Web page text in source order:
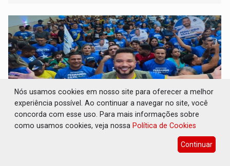
memória como bússola para o futuro
homologado candidato durante convenção
Nós usamos cookies em nosso site para oferecer a melhor
experiência possível. Ao continuar a navegar no site, você
concorda com esse uso. Para mais informações sobre
como usamos cookies, veja nossa Política de Cookies
Continuar